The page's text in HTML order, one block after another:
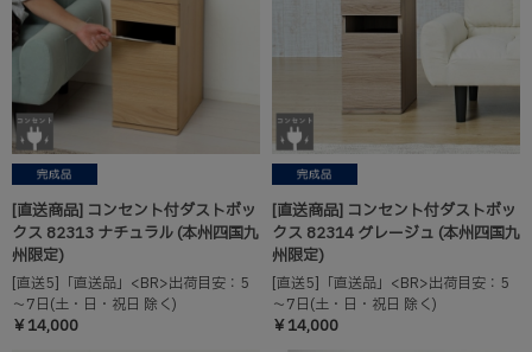
[直送商品] コンセント付ダストボッ
クス 82313 ナチュラル (本州四国九
州限定)
[直送5]「直送品」<BR>出荷目安：5
～7日(土・日・祝日 除く)
￥14,000
[直送商品] コンセント付ダストボッ
クス 82314 グレージュ (本州四国九
州限定)
[直送5]「直送品」<BR>出荷目安：5
～7日(土・日・祝日 除く)
￥14,000